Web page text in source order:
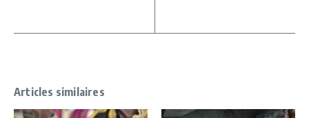
Articles similaires